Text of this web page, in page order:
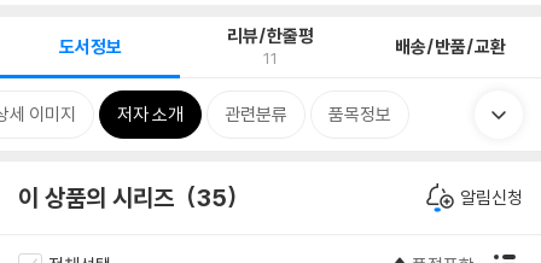
도서정보 리뷰/한줄평
11 배송/반품/교환
세 이미지 저자 소개 관련분류 품목정보
이 상품의 시리즈 35 알림신청